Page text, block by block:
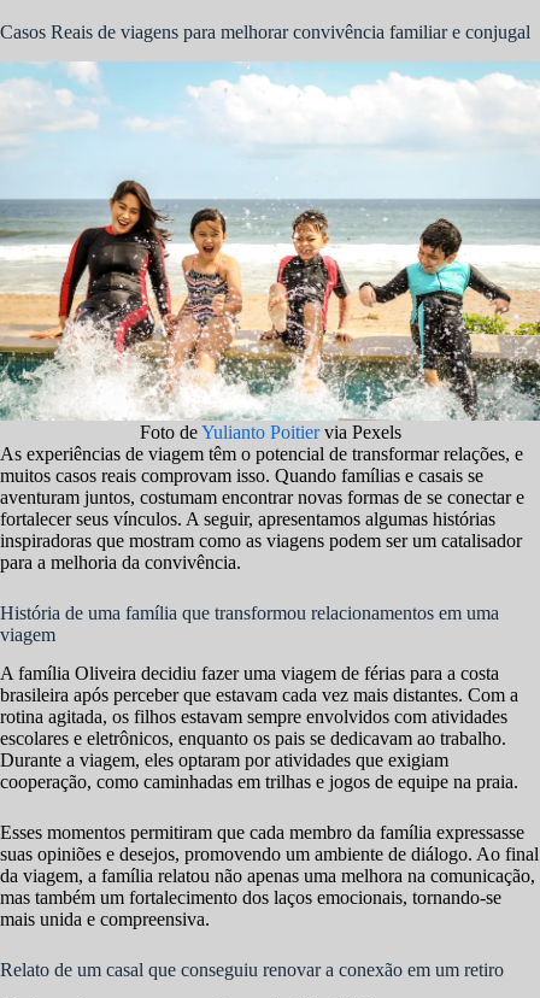
Casos Reais de viagens para melhorar convivência familiar e conjugal
Foto deYulianto Poitiervia Pexels
As experiências de viagem têm o potencial de transformar relações, e
muitos casos reais comprovam isso. Quando famílias e casais se
aventuram juntos, costumam encontrar novas formas de se conectar e
fortalecer seus vínculos. A seguir, apresentamos algumas histórias
inspiradoras que mostram como as viagens podem ser um catalisador
para a melhoria da convivência.
História de uma família que transformou relacionamentos em uma
viagem
A família Oliveira decidiu fazer uma viagem de férias para a costa
brasileira após perceber que estavam cada vez mais distantes. Com a
rotina agitada, os filhos estavam sempre envolvidos com atividades
escolares e eletrônicos, enquanto os pais se dedicavam ao trabalho.
Durante a viagem, eles optaram por atividades que exigiam
cooperação, como caminhadas em trilhas e jogos de equipe na praia.
Esses momentos permitiram que cada membro da família expressasse
suas opiniões e desejos, promovendo um ambiente de diálogo. Ao final
da viagem, a família relatou não apenas uma melhora na comunicação,
mas também um fortalecimento dos laços emocionais, tornando-se
mais unida e compreensiva.
Relato de um casal que conseguiu renovar a conexão em um retiro